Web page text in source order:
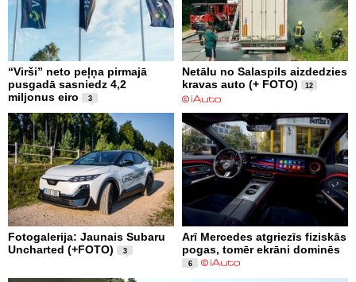
“Virši” neto peļņa pirmajā
pusgadā sasniedz 4,2
miljonus eiro
3
Netālu no Salaspils aizdedzies
kravas auto (+ FOTO)
12
Fotogalerija: Jaunais Subaru
Uncharted (+FOTO)
3
Arī Mercedes atgriezīs fiziskās
pogas, tomēr ekrāni dominēs
6